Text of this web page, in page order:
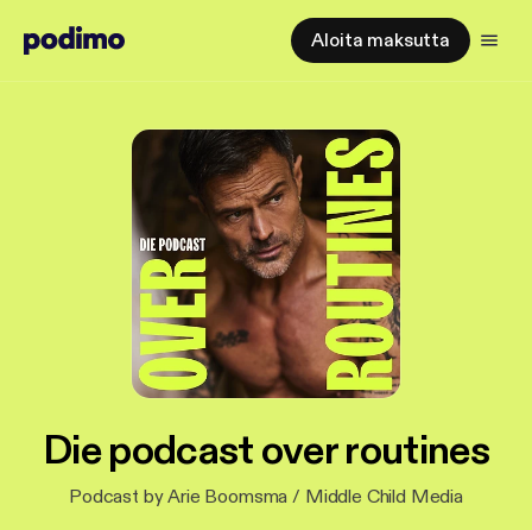
Aloita maksutta
Die podcast over routines
Podcast by Arie Boomsma / Middle Child Media